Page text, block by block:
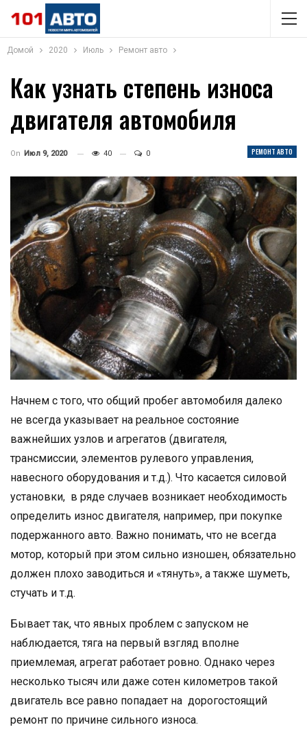
Домой 2020 Июль Ремонт авто
Как узнать степень износа
двигателя автомобиля
РЕМОНТ АВТО
On Июл 9, 2020 40 0
Начнем с того, что общий пробег автомобиля далеко
не всегда указывает на реальное состояние
важнейших узлов и агрегатов (двигателя,
трансмиссии, элементов рулевого управления,
навесного оборудования и т.д.). Что касается силовой
установки, в ряде случаев возникает необходимость
определить износ двигателя, например, при покупке
подержанного авто. Важно понимать, что не всегда
мотор, который при этом сильно изношен, обязательно
должен плохо заводиться и «тянуть», а также шуметь,
стучать и т.д.
Бывает так, что явных проблем с запуском не
наблюдается, тяга на первый взгляд вполне
приемлемая, агрегат работает ровно. Однако через
несколько тысяч или даже сотен километров такой
двигатель все равно попадает на дорогостоящий
ремонт по причине сильного износа.